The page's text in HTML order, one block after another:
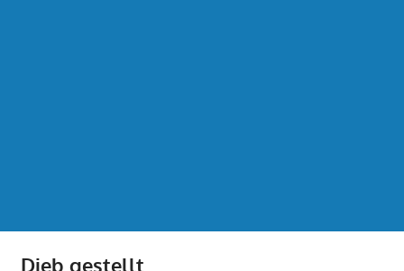
Dieb gestellt